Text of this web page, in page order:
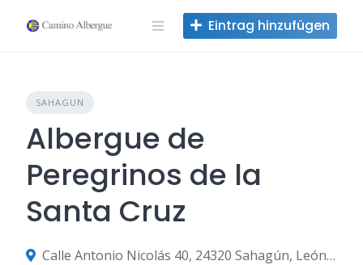
Inhalt
Eintrag hinzufügen
SAHAGUN
Albergue de
Peregrinos de la
Santa Cruz
Calle Antonio Nicolás 40, 24320 Sahagún, León, Spanien